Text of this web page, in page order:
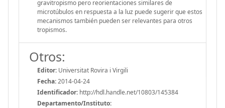
gravitropismo pero reorientaciones similares de
microtúbulos en respuesta a la luz puede sugerir que estos
mecanismos también pueden ser relevantes para otros
tropismos.
Otros:
Editor: Universitat Rovira i Virgili
Fecha:2014-04-24
Identificador: http://hdl.handle.net/10803/145384
Departamento/Instituto: